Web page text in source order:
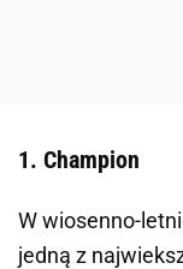
1. Champion
W wiosenno-
jedną z